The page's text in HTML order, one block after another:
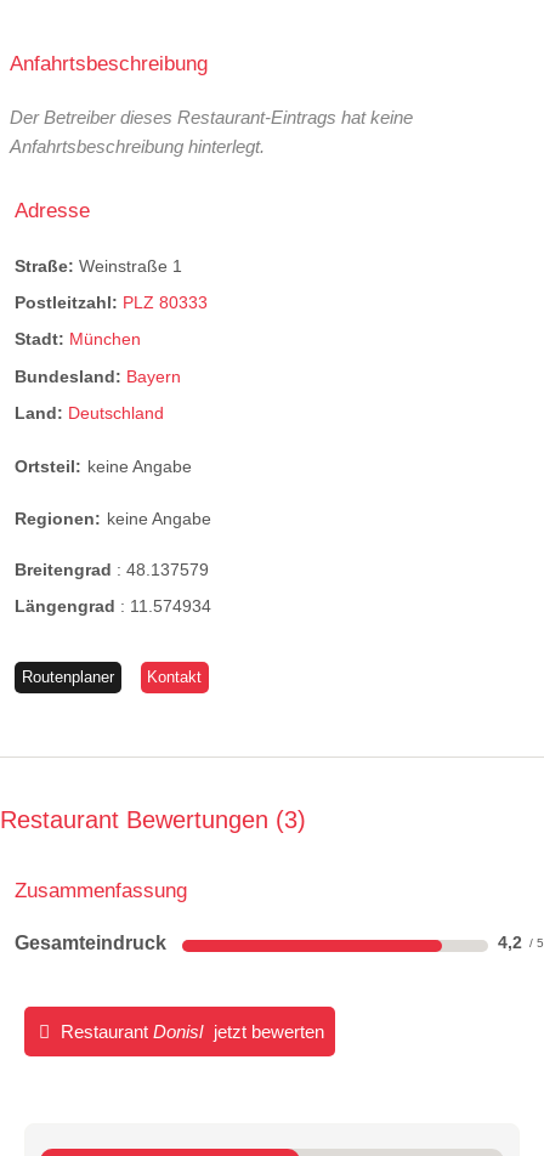
Anfahrtsbeschreibung
Der Betreiber dieses Restaurant-Eintrags hat keine
Anfahrtsbeschreibung hinterlegt.
Adresse
Straße: Weinstraße 1
Postleitzahl: PLZ 80333
Stadt: München
Bundesland: Bayern
Land: Deutschland
Ortsteil: keine Angabe
Regionen: keine Angabe
Breitengrad : 48.137579
Längengrad : 11.574934
Routenplaner Kontakt
Restaurant Bewertungen 3
Zusammenfassung
Gesamteindruck 4,2
Restaurant Donisl jetzt bewerten